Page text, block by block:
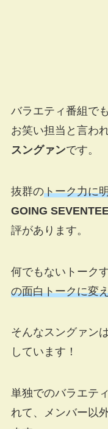
バラエティ番組で
お笑い担当と言わ
スングァンです。
抜群のトーク力に
GOING
評があります。
何でもないトーク
の面白トークに変
そんなスングァン
しています！
単独でのバラエテ
れて、メンバー以